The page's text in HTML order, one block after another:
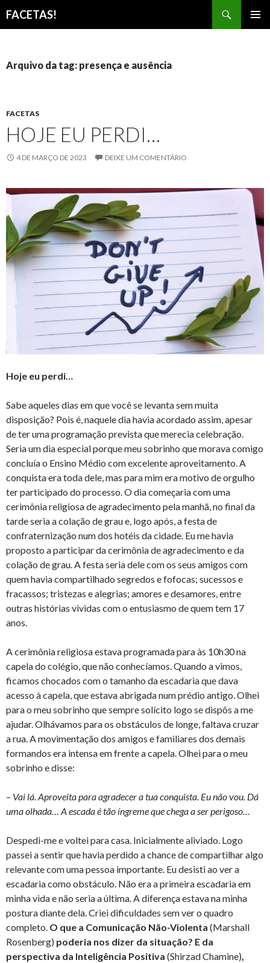
FACETAS!
CONTEÚDO
Arquivo da tag: presença e ausência
FACETAS
HOJE EU PERDI…
4 DE MARÇO DE 2023 DEIXE UM COMENTÁRIO
Hoje eu perdi…
Sabe aqueles dias em que você se levanta sem muita
disposição? Pois é, naquele dia havia acordado assim, apesar
de ter uma programação prevista que merecia celebração.
Seria um dia especial porque meu sobrinho que morava comigo
concluía o Ensino Médio com excelente aproveitamento. A
conquista era toda dele, mas para mim era motivo de orgulho
ter participado do processo. O dia começaria com uma
cerimônia religiosa de agradecimento pela manhã, no final da
tarde seria a colação de grau e, logo após, a festa de
confraternização num dos hotéis da cidade. Eu me havia
proposto a participar da cerimônia de agradecimento e da
colação de grau. A festa seria dele com os seus amigos com
quem havia compartilhado segredos e fofocas; sucessos e
fracassos; tristezas e alegrias; amores e desamores, entre
outras histórias vividas com o entusiasmo de quem tem 17
anos.
A cerimônia religiosa estava programada para às 10h30 na
capela do colégio, que não conhecíamos. Quando a vimos,
ficamos chocados com o tamanho da escadaria que dava
acesso à capela, que estava abrigada num prédio antigo. Olhei
para o meu sobrinho que sempre solícito logo se dispôs a me
ajudar. Olhávamos para os obstáculos de longe, faltava cruzar
a rua. A movimentação dos amigos e familiares dos demais
formandos era intensa em frente a capela. Olhei para o meu
sobrinho e disse:
– Vai lá. Aproveita para agradecer a tua conquista. Eu não vou. Dá
uma olhada… A escada é tão íngreme que chega a ser perigoso…
Despedi-me e voltei para casa. Inicialmente aliviado. Logo
passei a sentir que havia perdido a chance de compartilhar algo
relevante com uma pessoa importante. Eu desisti ao ver a
escadaria como obstáculo. Não era a primeira escadaria em
minha vida e não seria a última. A diferença estava na minha
postura diante dela. Criei dificuldades sem ver o quadro
completo. O que a Comunicação Não-Violenta (Marshall
Rosenberg) poderia nos dizer da situação? E da
perspectiva da Inteligência Positiva (Shirzad Chamine),